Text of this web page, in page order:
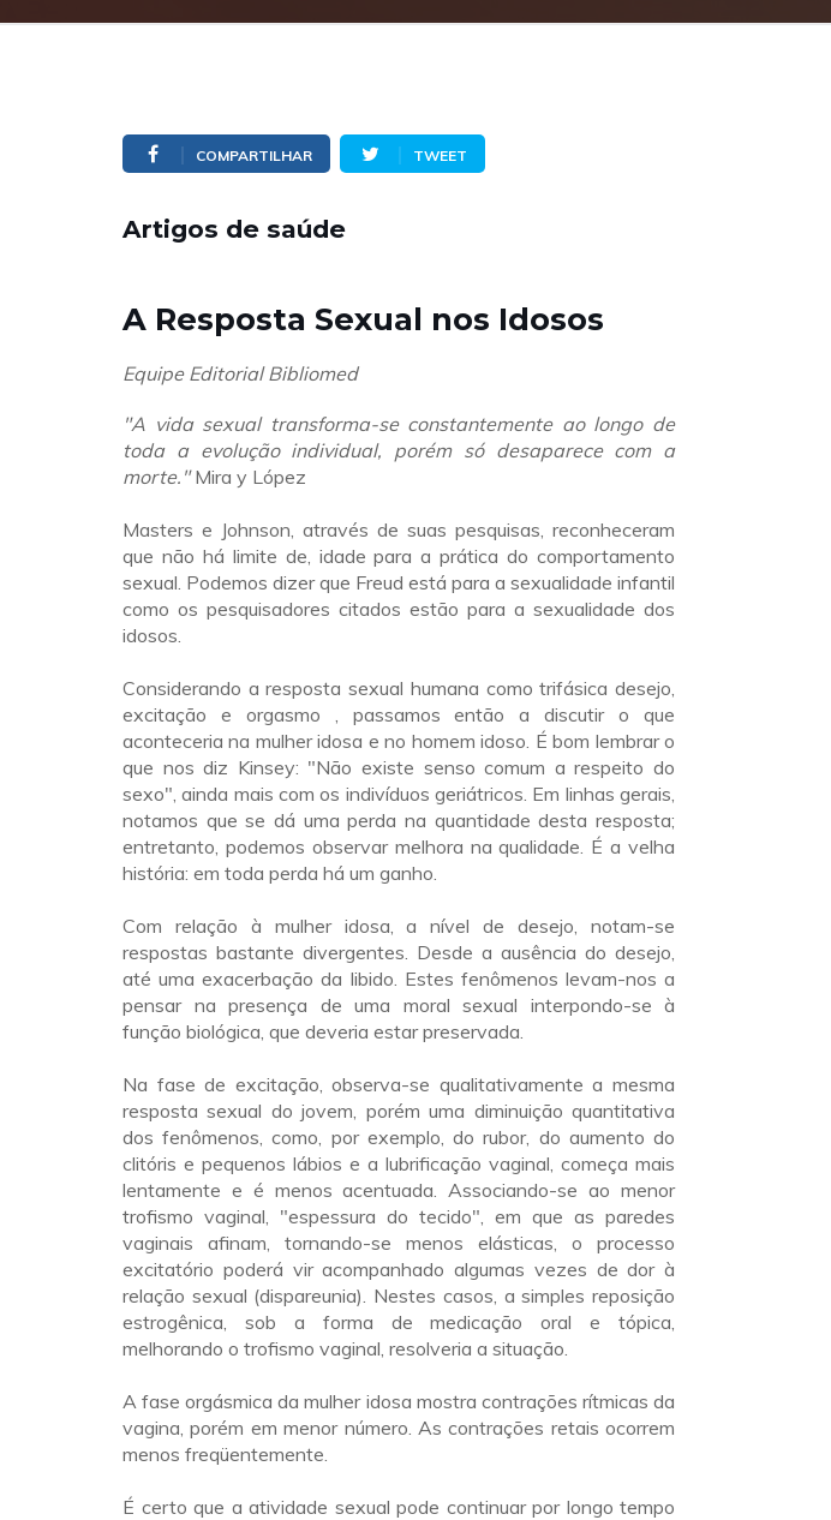
COMPARTILHAR TWEET
Artigos de saúde
A Resposta Sexual nos Idosos
Equipe Editorial Bibliomed
"A vida sexual transforma-se constantemente ao longo de
toda a evolução individual, porém só desaparece com a
morte."Mira y López
Masters e Johnson, através de suas pesquisas, reconheceram
que não há limite de, idade para a prática do comportamento
sexual. Podemos dizer que Freud está para a sexualidade infantil
como os pesquisadores citados estão para a sexualidade dos
idosos.
Considerando a resposta sexual humana como trifásica desejo,
excitação e orgasmo , passamos então a discutir o que
aconteceria na mulher idosa e no homem idoso. É bom lembrar o
que nos diz Kinsey: "Não existe senso comum a respeito do
sexo", ainda mais com os indivíduos geriátricos. Em linhas gerais,
notamos que se dá uma perda na quantidade desta resposta;
entretanto, podemos observar melhora na qualidade. É a velha
história: em toda perda há um ganho.
Com relação à mulher idosa, a nível de desejo, notam-se
respostas bastante divergentes. Desde a ausência do desejo,
até uma exacerbação da libido. Estes fenômenos levam-nos a
pensar na presença de uma moral sexual interpondo-se à
função biológica, que deveria estar preservada.
Na fase de excitação, observa-se qualitativamente a mesma
resposta sexual do jovem, porém uma diminuição quantitativa
dos fenômenos, como, por exemplo, do rubor, do aumento do
clitóris e pequenos lábios e a lubrificação vaginal, começa mais
lentamente e é menos acentuada. Associando-se ao menor
trofismo vaginal, "espessura do tecido", em que as paredes
vaginais afinam, tornando-se menos elásticas, o processo
excitatório poderá vir acompanhado algumas vezes de dor à
relação sexual (dispareunia). Nestes casos, a simples reposição
estrogênica, sob a forma de medicação oral e tópica,
melhorando o trofismo vaginal, resolveria a situação.
A fase orgásmica da mulher idosa mostra contrações rítmicas da
vagina, porém em menor número. As contrações retais ocorrem
menos freqüentemente.
É certo que a atividade sexual pode continuar por longo tempo